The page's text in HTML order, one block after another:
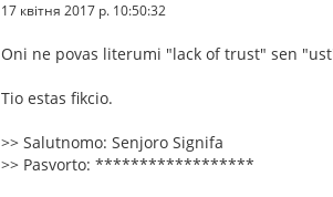
17 квітня 2017 р. 10:50:32
Oni ne povas literumi "lack of trust" sen
Tio estas fikcio.
>> Salutnomo: Senjoro Signifa
>> Pasvorto: ******************